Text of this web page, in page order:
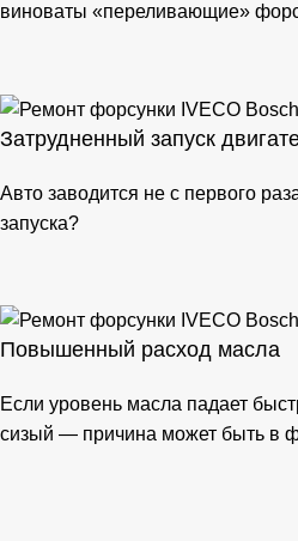
виноваты «переливающие»
Затрудненный запуск
Авто заводится не с первого
запуска?
Повышенный расход масла
Если уровень масла падает
сизый — причина может быть в